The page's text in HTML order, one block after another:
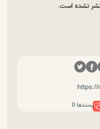
نشده است.
پسندها:0